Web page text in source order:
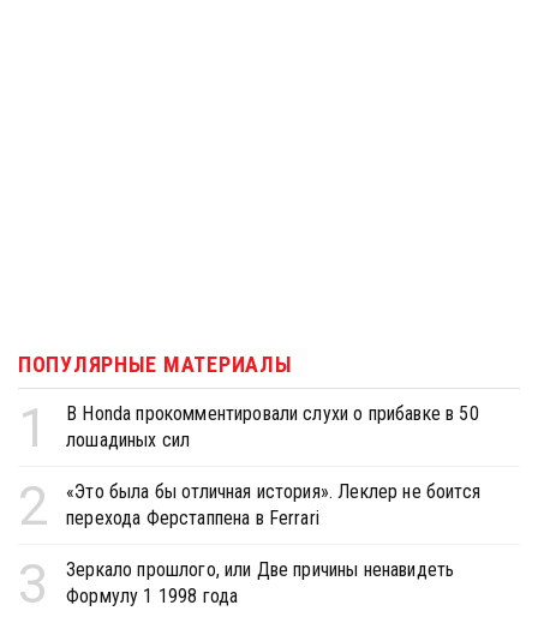
ПОПУЛЯРНЫЕ МАТЕРИАЛЫ
1
В Honda прокомментировали слухи о прибавке в 50
лошадиных сил
2
«Это была бы отличная история». Леклер не боится
перехода Ферстаппена в Ferrari
3
Зеркало прошлого, или Две причины ненавидеть
Формулу 1 1998 года